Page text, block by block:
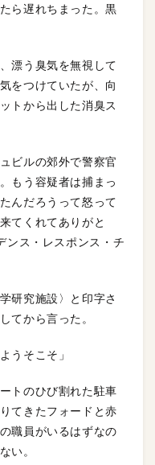
ら遅れちまった。黒
漂う臭気を無視して
をつけていたが、向
トから出した消臭ス
ビルの郊外で警察官
もう容疑者は捕まっ
んだろうって怒って
てくれてありがと
ンス・レスポンス・チ
研究施設〉と印字さ
てから言った。
うそこそ」
トのひび割れた駐車
てきたフォードと赤
職員がいるはずなの
い。